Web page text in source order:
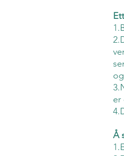
er
Å